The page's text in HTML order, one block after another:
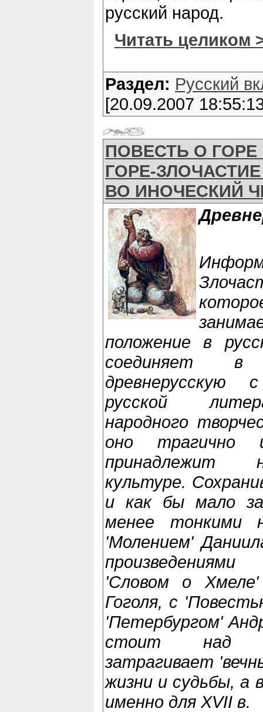
русский народ.
Читать целиком
Раздел: Русский
[20.09.2007
ПОВЕСТЬ О ГОРЕ
ГОРЕ-
ВО ИНОЧЕСКИЙ
положение в
соединяет
русской
народного
оно
принадлежит
культуре.
и как бы мало
менее тонкими
'Молением'
'Словом о
Гоголя, с
'Петербургом'
стоит над
затрагивает
жизни и судьбы, а
именно для XVII в.